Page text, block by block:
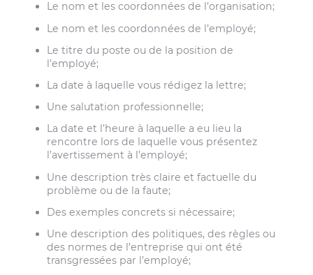
Le nom et les coordonnées de l’organisation;
Le nom et les coordonnées de l’employé;
Le titre du poste ou de la position de
l’employé;
La date à laquelle vous rédigez la lettre;
Une salutation professionnelle;
La date et l’heure à laquelle a eu lieu la
rencontre lors de laquelle vous présentez
l’avertissement à l’employé;
Une description très claire et factuelle du
problème ou de la faute;
Des exemples concrets si nécessaire;
Une description des politiques, des règles ou
des normes de l’entreprise qui ont été
transgressées par l’employé;